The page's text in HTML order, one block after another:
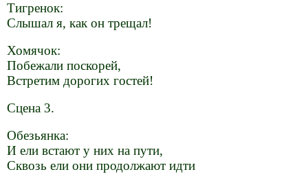
Тигренок:
Слышал я, как он трещал!
Хомячок:
Побежали поскорей,
Встретим дорогих гостей!
Сцена 3.
Обезьянка:
И ели встают у них на пути,
Сквозь ели они продолжают идти